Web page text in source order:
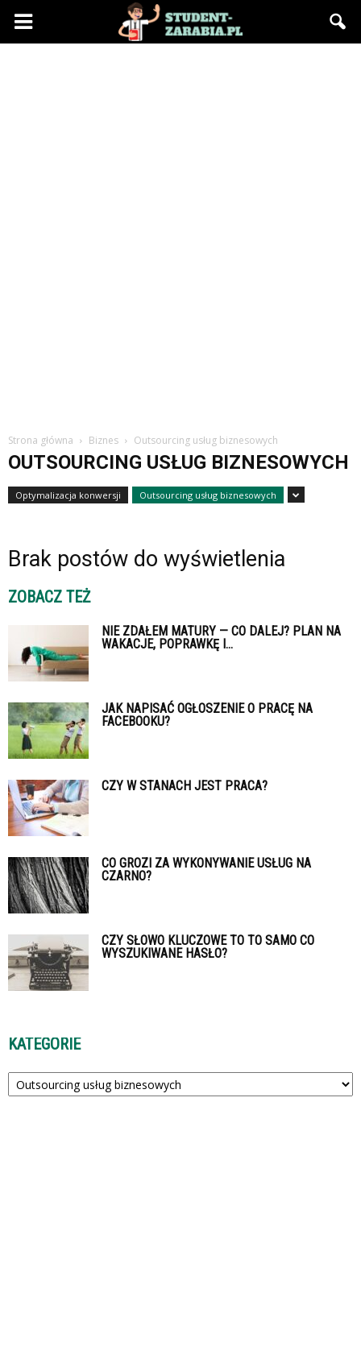
Blog
Strona główna Biznes Outsourcing usług biznesowych
OUTSOURCING USŁUG BIZNESOWYCH
Optymalizacja konwersji Outsourcing usług biznesowych
Brak postów do wyświetlenia
ZOBACZ TEŻ
NIE ZDAŁEM MATURY — CO DALEJ? PLAN NA
WAKACJE, POPRAWKĘ I...
JAK NAPISAĆ OGŁOSZENIE O PRACĘ NA
FACEBOOKU?
CZY W STANACH JEST PRACA?
CO GROZI ZA WYKONYWANIE USŁUG NA
CZARNO?
CZY SŁOWO KLUCZOWE TO TO SAMO CO
WYSZUKIWANE HASŁO?
KATEGORIE
Kategorie